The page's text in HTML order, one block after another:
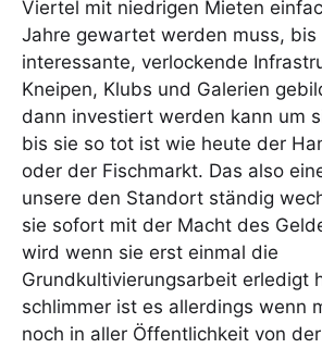
Viertel mit niedrigen Mieten
Jahre gewartet werden muss, bis
interessante, verlockende
Kneipen, Klubs und Galerien
dann investiert werden kann um
bis sie so tot ist wie heute der
oder der Fischmarkt. Das also
unsere den Standort ständig
sie sofort mit der Macht des
wird wenn sie erst einmal die
Grundkultivierungsarbeit erledigt
schlimmer ist es allerdings wenn
noch in aller Öffentlichkeit von